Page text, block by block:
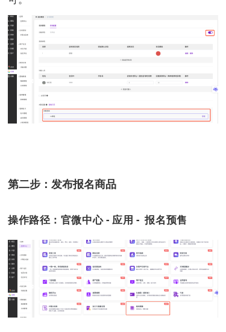
第二步：发布报名商品
操作路径： 官微中心 - 应用 - 报名预售